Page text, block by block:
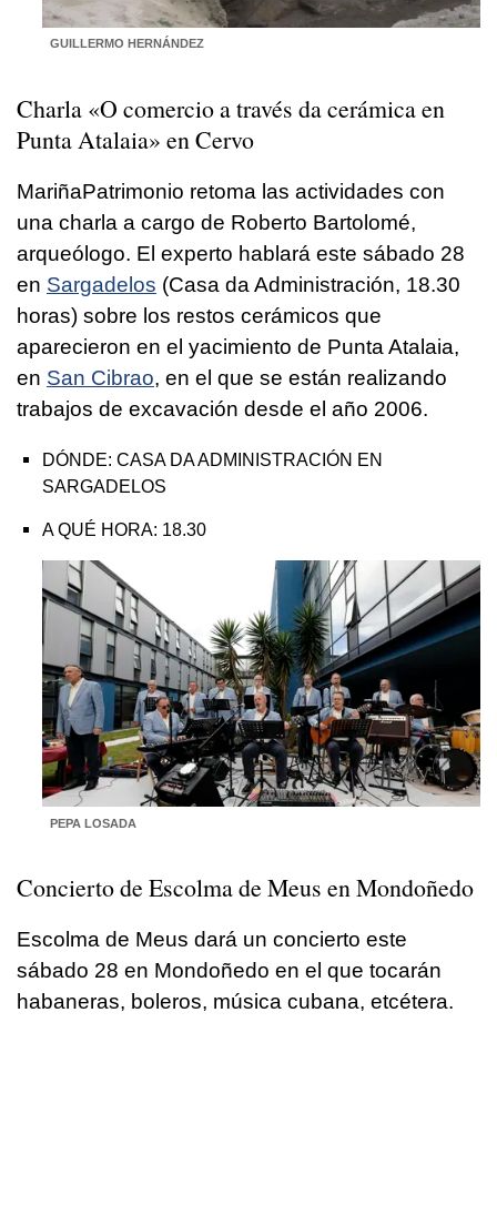
GUILLERMO HERNÁNDEZ
Charla «O comercio a través da cerámica en
Punta Atalaia» enCervo
MariñaPatrimonio retoma las actividades con
una charla a cargo de Roberto Bartolomé,
arqueólogo. El experto hablará este sábado 28
en Sargadelos (Casa da Administración, 18.30
horas) sobre los restos cerámicos que
aparecieron en el yacimiento de Punta Atalaia,
en San Cibrao, en el que se están realizando
trabajos de excavación desde el año 2006.
DÓNDE: CASA DA ADMINISTRACIÓN EN
SARGADELOS
A QUÉ HORA: 18.30
PEPA LOSADA
Concierto de Escolma de Meus enMondoñedo
Escolma de Meus dará un concierto este
sábado 28 en Mondoñedo en el que tocarán
habaneras, boleros, música cubana, etcétera.